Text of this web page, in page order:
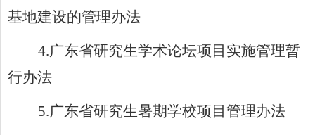
基地建设的管理办法
4.广东省研究生学术论坛项目实施管理暂
行办法
5.广东省研究生暑期学校项目管理办法